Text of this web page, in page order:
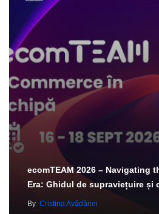
ecomTEAM 2026 – Navigating
Era: Ghidul de supraviețuire și
By Cristina Avădănei